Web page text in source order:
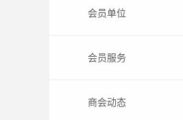
会员单位
会员服务
商会动态